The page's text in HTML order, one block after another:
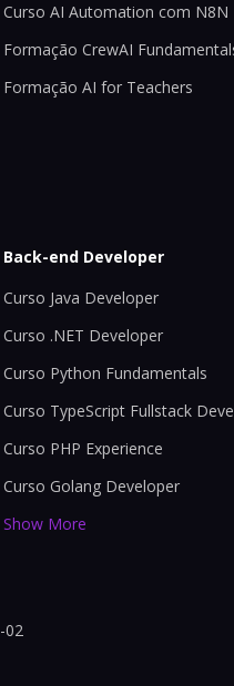
Curso AI Automation com N8N
Formação CrewAI
Formação AI for Teachers
Back-end Developer
Curso Java Developer
Curso .NET Developer
Curso Python Fundamentals
Curso TypeScript Fullstack
Curso PHP Experience
Curso Golang Developer
Show More
02